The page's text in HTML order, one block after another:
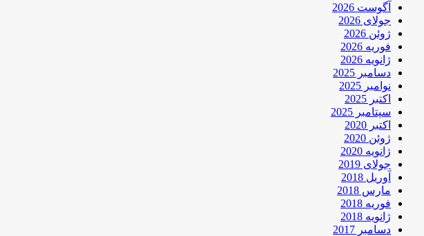
آگوست 2026
جولای 2026
ژوئن 2026
فوریه 2026
ژانویه 2026
دسامبر 2025
نوامبر 2025
اکتبر 2025
سپتامبر 2025
اکتبر 2020
ژوئن 2020
ژانویه 2020
جولای 2019
آوریل 2018
مارس 2018
فوریه 2018
ژانویه 2018
دسامبر 2017